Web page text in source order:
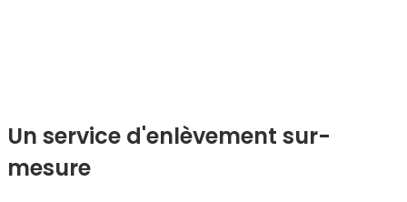
Un service d'enlèvement sur-
mesure